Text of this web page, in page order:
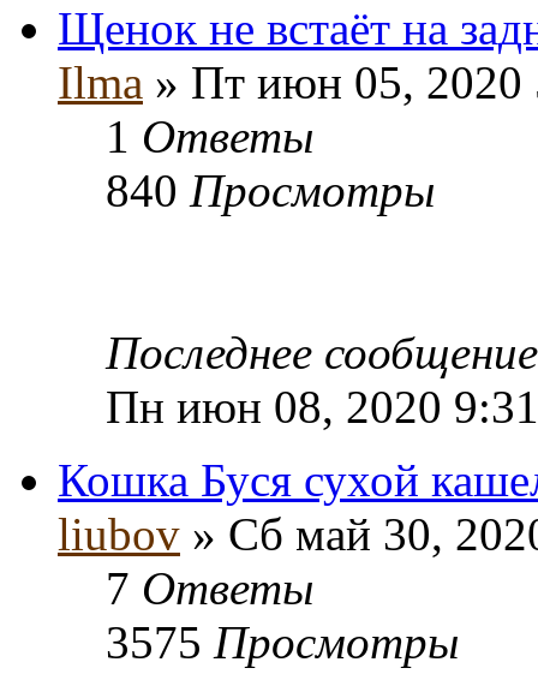
Щенок не встаёт на
Ilma » Пт июн 05, 2020
1 Ответы
840 Просмотры
Последнее
Пн июн 08, 2020
Кошка Буся сухой
liubov » Сб май 30,
7 Ответы
3575 Просмотры